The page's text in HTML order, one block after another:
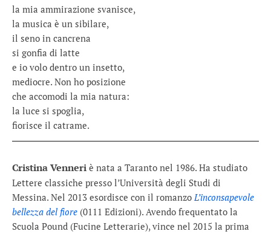
la mia ammirazione svanisce,
la musica è un sibilare,
il seno in cancrena
si gonfia di latte
e io volo dentro un insetto,
mediocre. Non ho posizione
che accomodi la mia natura:
la luce si spoglia,
fiorisce il catrame.
Cristina Venneri è nata a Taranto nel 1986. Ha studiato
Lettere classiche presso l’Università degli Studi di
Messina. Nel 2013 esordisce con il romanzoL’inconsapevole
bellezza del fiore (0111 Edizioni). Avendo frequentato la
Scuola Pound (Fucine Letterarie), vince nel 2015 la prima